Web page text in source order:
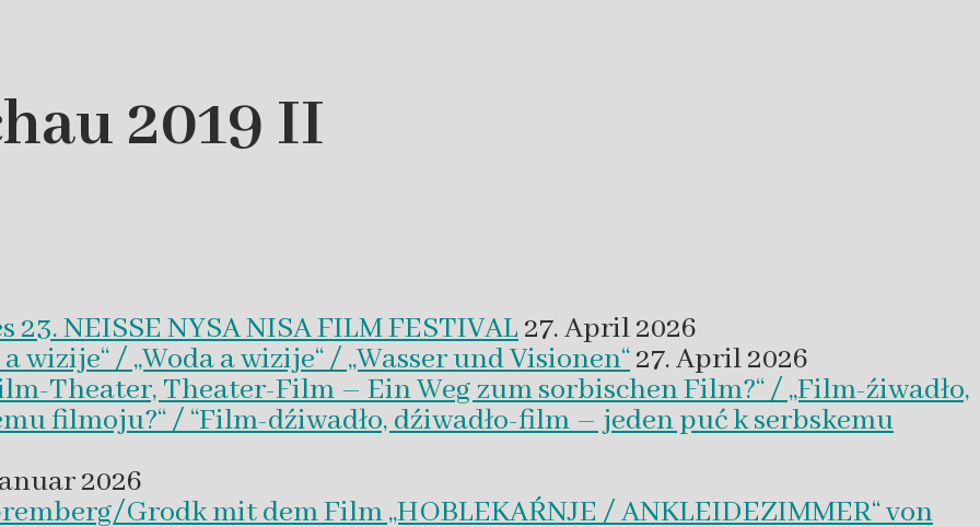
2019 II
NEISSE NYSA NISA FILM FESTIVAL27. April 2026
wizije“ / „Woda a wizije“ / „Wasser und Visionen“27. April 2026
Theater, Theater-Film – Ein Weg zum sorbischen Film?“ / „Film-źiwadło,
filmoju?“ / “Film-dźiwadło, dźiwadło-film – jeden puć k serbskemu
2026
Grodk mit dem Film „HOBLEKAŔNJE / ANKLEIDEZIMMER“ von